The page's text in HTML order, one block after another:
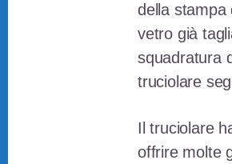
della stampa
vetro già
squadratura
truciolare
Il truciolare
offrire molte